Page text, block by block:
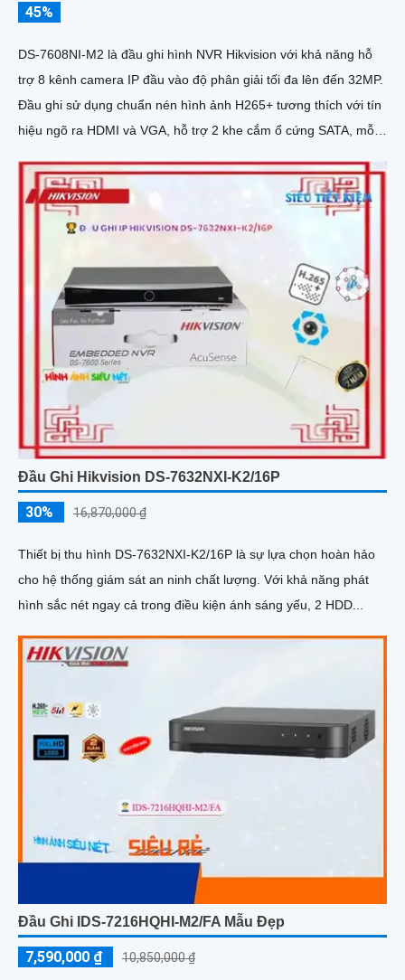
45%
DS-7608NI-M2 là đầu ghi hình NVR Hikvision với khả năng hỗ
trợ 8 kênh camera IP đầu vào độ phân giải tối đa lên đến 32MP.
Đầu ghi sử dụng chuẩn nén hình ảnh H265+ tương thích với tín
hiệu ngõ ra HDMI và VGA, hỗ trợ 2 khe cắm ổ cứng SATA, mỗi
Đầu Ghi Hikvision DS-7632NXI-K2/16P
30% 16,870,000 ₫
Thiết bị thu hình DS-7632NXI-K2/16P là sự lựa chọn hoàn hảo
cho hệ thống giám sát an ninh chất lượng. Với khả năng phát
hình sắc nét ngay cả trong điều kiện ánh sáng yếu, 2 HDD...
Đầu Ghi IDS-7216HQHI-M2/FA Mẫu Đẹp
7,590,000 ₫ 10,850,000 ₫